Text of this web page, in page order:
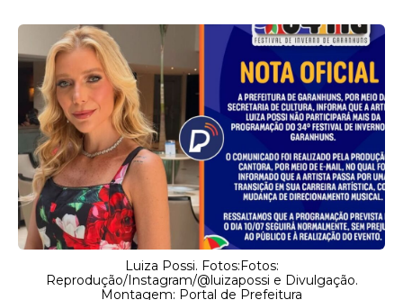
Luiza Possi. Fotos:Fotos:
Reprodução/Instagram/@luizapossi e Divulgação.
Montagem: Portal de Prefeitura